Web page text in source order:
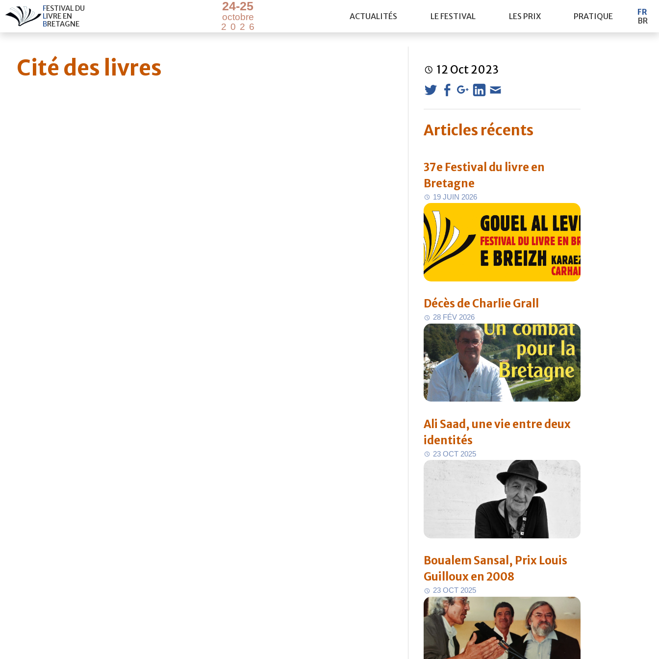
FESTIVAL DU
LIVRE EN
BRETAGNE
24-25
octobre
20 2 6
ACTUALITÉS LE FESTIVAL LES PRIX PRATIQUE
FR
BR
Cité des livres 12 Oct2023
Articles récents
37e Festival du livre en
Bretagne
19 JU N 2026
Décès de Charlie Grall
28 FÉV 2026
Ali Saad, une vie entre deux
identités
23 OCT 2025
Boualem Sansal, Prix Louis
Guilloux en 2008
23 OCT 2025